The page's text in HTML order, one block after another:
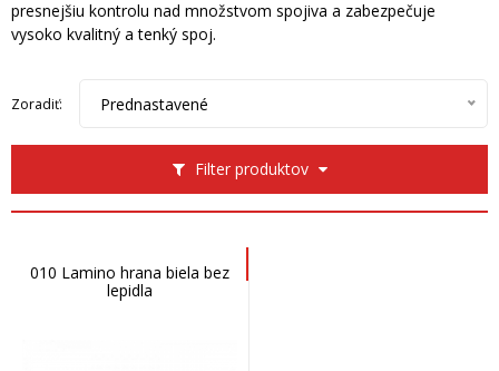
presnejšiu kontrolu nad množstvom spojiva a zabezpečuje
vysoko kvalitný a tenký spoj.
Filter produktov
Zoradiť: Prednastavené
010 Lamino hrana biela bez
lepidla